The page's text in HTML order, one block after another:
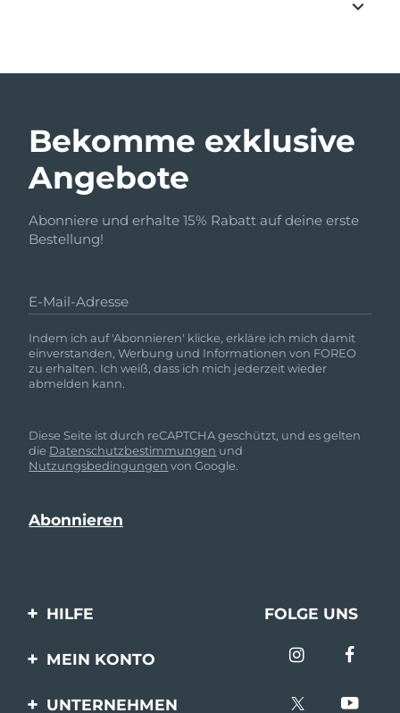
Bekomme exklusive
Angebote
Abonniere und erhalte 15% Rabatt auf deine erste
Bestellung!
E-Mail-Adresse
Indem ich auf 'Abonnieren' klicke, erkläre ich mich damit
einverstanden, Werbung und Informationen von FOREO
zu erhalten. Ich weiß, dass ich mich jederzeit wieder
abmelden kann.
Diese Seite ist durch reCAPTCHA geschützt, und es gelten
die Datenschutzbestimmungen und
Nutzungsbedingungen von Google.
HILFE
Kontaktiere uns
FOLGE UNS
MEIN KONTO
UNTERNEHMEN